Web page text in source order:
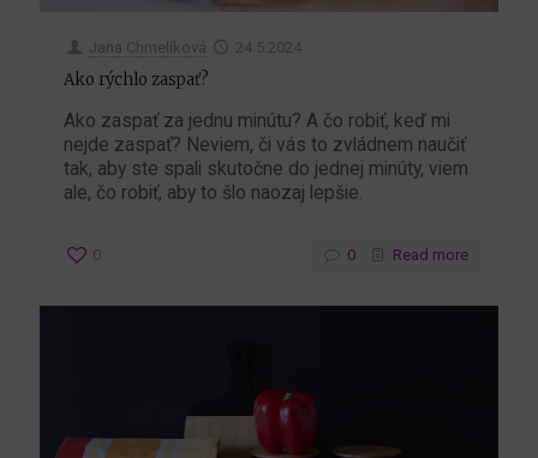
Jana Chmelíková 24.5.2024
Ako rýchlo zaspať?
Ako zaspať za jednu minútu? A čo robiť, keď mi
nejde zaspať? Neviem, či vás to zvládnem naučiť
tak, aby ste spali skutočne do jednej minúty, viem
ale, čo robiť, aby to šlo naozaj lepšie.
0 0 Read more